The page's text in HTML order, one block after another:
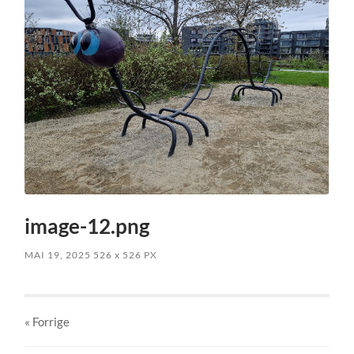
image-12.png
MAI 19, 2025 526x 526 PX
« Forrige